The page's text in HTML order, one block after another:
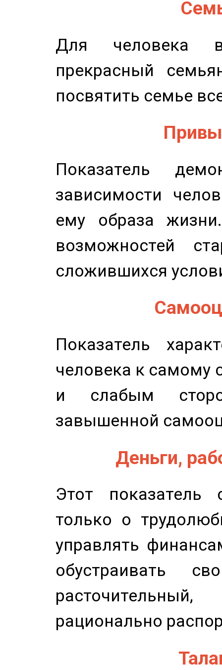
Для человека
прекрасный
посвятить семье
Показатель
зависимости
ему образа
возможностей
сложившихся
Показатель
человека к самому
и слабым
завышенной
Деньги,
Этот показатель
только о
управлять
обустраивать
рационально